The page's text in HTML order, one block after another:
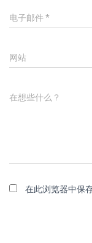
电子邮件 *
网站
在想些什么？
在此浏览器中保